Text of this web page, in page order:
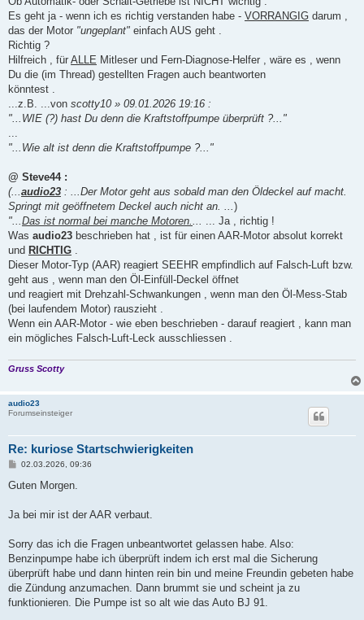
Es geht ja - wenn ich es richtig verstanden habe - VORRANGIG darum ,
das der Motor "ungeplant" einfach AUS geht .
Richtig ?
Hilfreich , für ALLE Mitleser und Fern-Diagnose-Helfer , wäre es , wenn
Du die (im Thread) gestellten Fragen auch beantworten
könntest .
...z.B. ...von scotty10 » 09.01.2026 19:16 :
"...WIE (?) hast Du denn die Kraftstoffpumpe überprüft ?..."
"...Wie alt ist denn die Kraftstoffpumpe ?..."
@ Steve44 :
(... audio23 : ...Der Motor geht aus sobald man den Öldeckel auf macht.
Springt mit geöffnetem Deckel auch nicht an. ... )
"... Das ist normal bei manche Motoren.
... Ja , richtig !
Was audio23 beschrieben hat , ist für einen AAR-Motor absolut korrekt
und RICHTIG
Dieser Motor-Typ (AAR) reagiert SEEHR empfindlich auf Falsch-Luft bzw.
geht aus , wenn man den Öl-Einfüll-Deckel öffnet
und reagiert mit Drehzahl-Schwankungen , wenn man den Öl-Mess-Stab
(bei laufendem Motor) rauszieht .
Wenn ein AAR-Motor - wie eben beschrieben - darauf reagiert , kann man
ein mögliches Falsch-Luft-Leck ausschliessen .
Gruss Scotty
audio23
Forumseinsteiger
Re: kuriose Startschwierigkeiten
B
i
a
02.03.2026, 09:36
Guten Morgen.
Ja bei mir ist der AAR verbaut.
Sorry das ich die Fragen unbeantwortet gelassen habe. Also:
Benzinpumpe habe ich überprüft indem ich erst mal die Sicherung
überprüft habe und dann hinten rein bin und meine Freundin gebeten habe
die Zündung anzumachen. Dann brummt sie und scheint ja zu
funktionieren. Die Pumpe ist so alt wie das Auto BJ 91.